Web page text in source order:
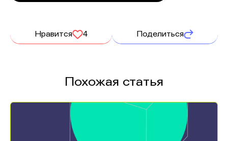
Нравится 4 Поделиться
Похожая статья